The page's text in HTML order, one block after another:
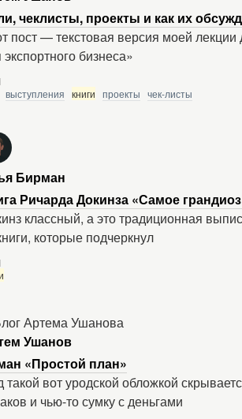
чеклисты, проекты и как их
пост — текстовая версия моей
экспортного бизнеса»
выступления книги проекты чек-листы
Бирман
Ричарда Докинза «Самое
классный, а это традиционная
которые подчеркнул
Ушанов
«Простой план»
такой вот уродской обложкой
и чью-то сумку с деньгами